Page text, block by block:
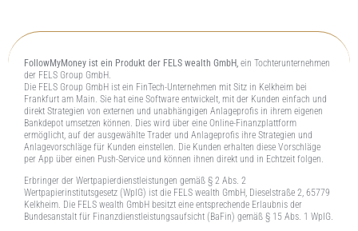
FollowMyMoney ist ein Produkt der FELS wealth GmbH,ein Tochterunternehmen
der FELS Group GmbH.
Die FELS Group GmbH ist ein FinTech-Unternehmen mit Sitz in Kelkheim bei
Frankfurt am Main. Sie hat eine Software entwickelt, mit der Kunden einfach und
direkt Strategien von externen und unabhängigen Anlageprofis in ihrem eigenen
Bankdepot umsetzen können. Dies wird über eine Online-Finanzplattform
ermöglicht, auf der ausgewählte Trader und Anlageprofis ihre Strategien und
Anlagevorschläge für Kunden einstellen. Die Kunden erhalten diese Vorschläge
per App über einen Push-Service und können ihnen direkt und in Echtzeit folgen.
Erbringer der Wertpapierdienstleistungen gemäß § 2 Abs. 2
Wertpapierinstitutsgesetz (WpIG) ist die FELS wealth GmbH, Dieselstraße 2, 65779
Kelkheim. Die FELS wealth GmbH besitzt eine entsprechende Erlaubnis der
Bundesanstalt für Finanzdienstleistungsaufsicht (BaFin) gemäß § 15 Abs. 1 WpIG.